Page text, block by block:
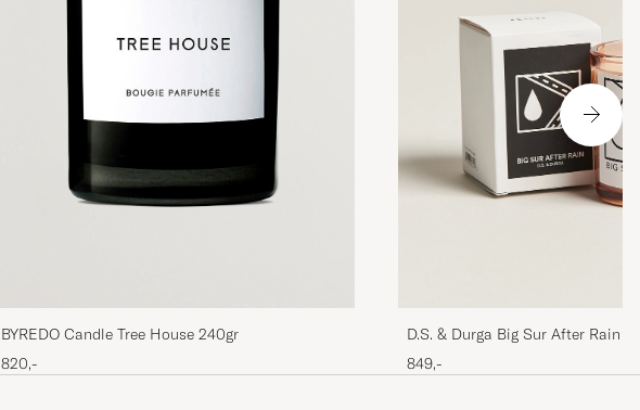
BYREDO Candle Tree House 240gr
820,-
D.S. & Durga Big Sur After Rain
200g
849,-